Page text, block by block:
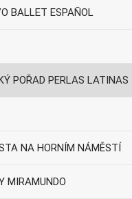
BALLET ESPAÑOL
POŘAD PERLAS LATINAS
NA HORNÍM NÁMĚSTÍ
MIRAMUNDO